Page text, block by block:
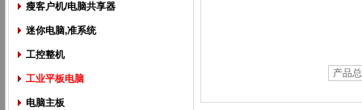
瘦客户机/电脑共享器
迷你电脑,准系统
工控整机
工业平板电脑
电脑主板
产品